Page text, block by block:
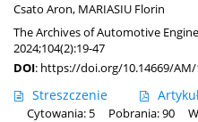
Csato Aron, MARIASIU Florin
The Archives of Automotive
2024;104(2):19-47
DOI: https://doi.org/10.14669/AM/
Streszczenie
Cytowania: 5
Pobrania: 90